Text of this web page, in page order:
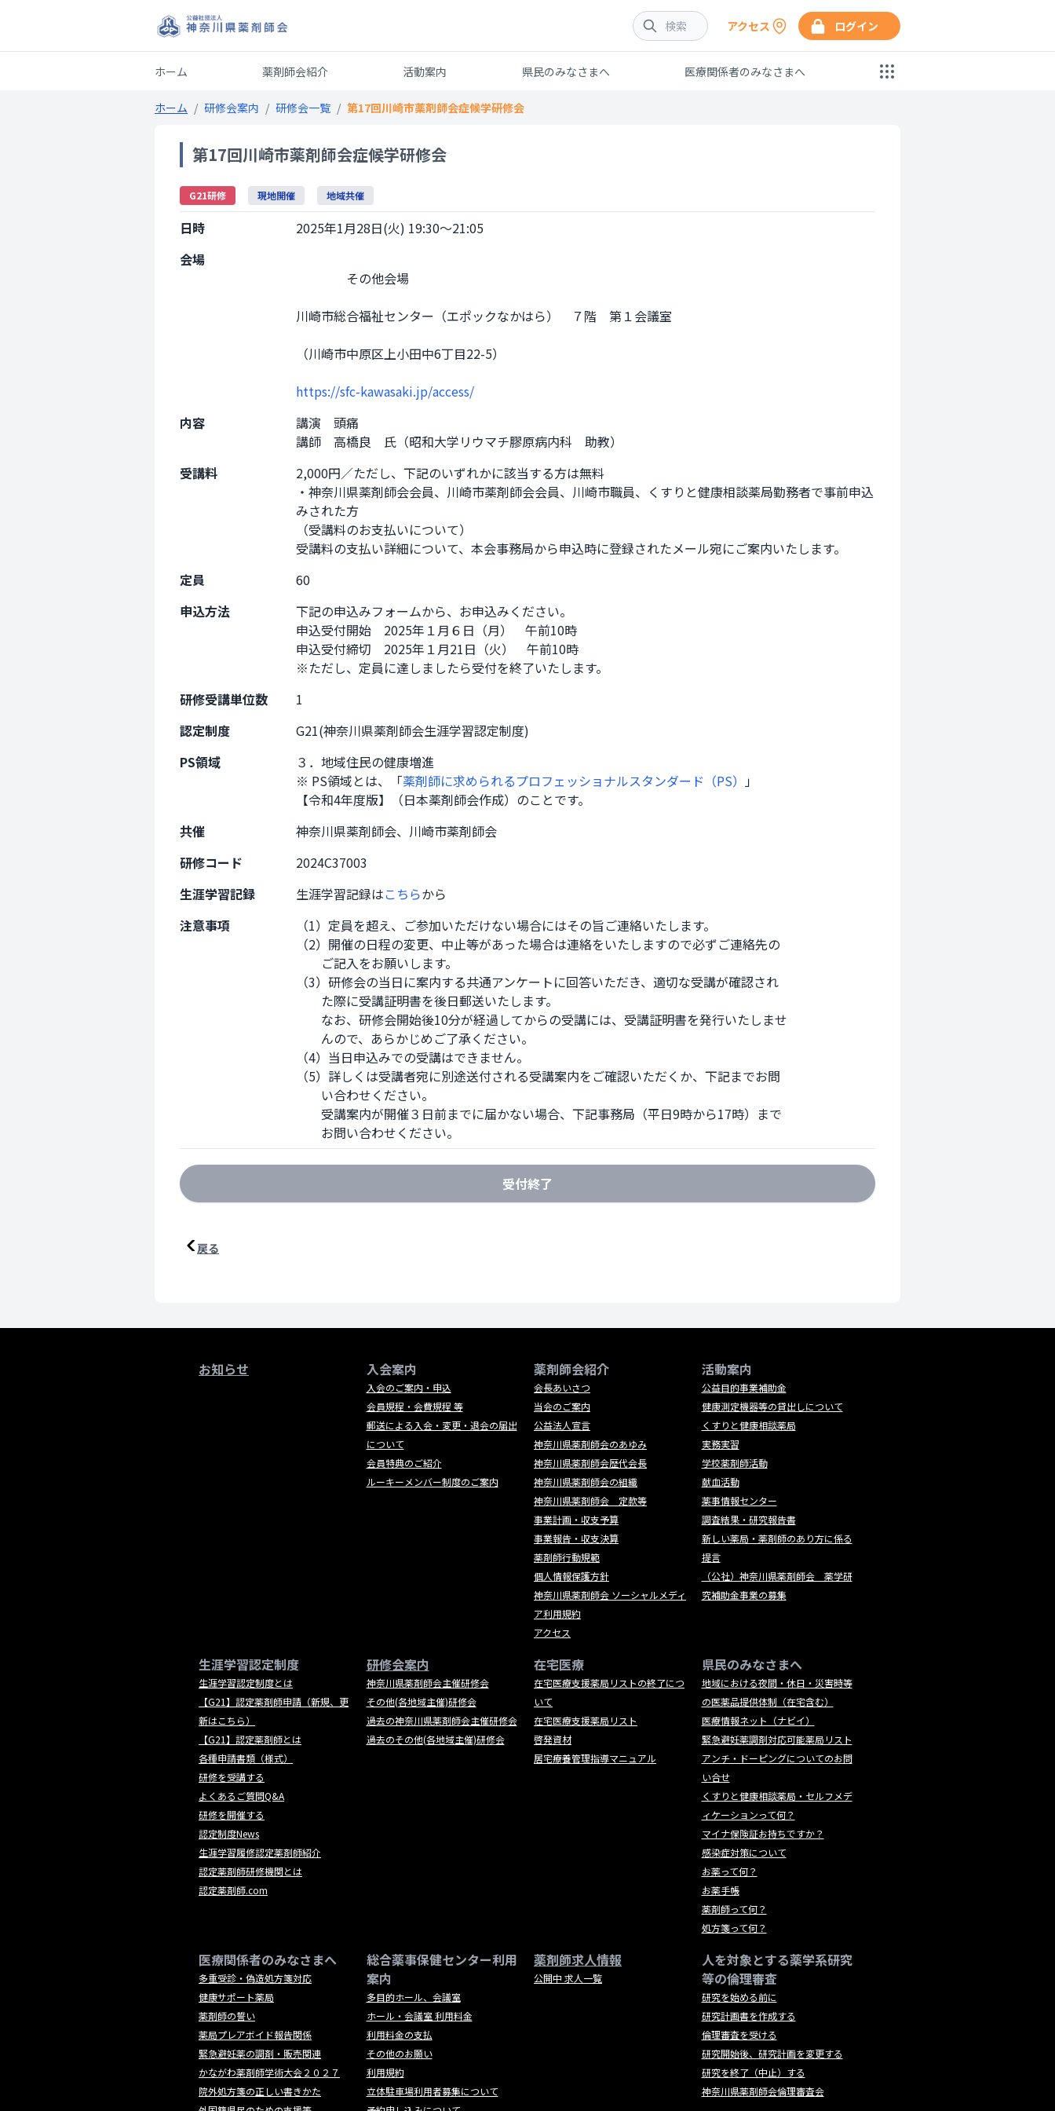
アクセス ログイン
ホーム 薬剤師会紹介 活動案内 県民のみなさまへ 医療関係者のみなさまへ
ホーム / 研修会案内 / 研修会一覧 / 第17回川崎市薬剤師会症候学研修会
第17回川崎市薬剤師会症候学研修会
G21研修 現地開催 地域共催
日時
2025年1月28日(火) 19:30～21:05
会場
川崎市総合福祉センター（エポックなかはら）　７階　第１会議室
（川崎市中原区上小田中6丁目22-5）
https://sfc-kawasaki.jp/access/
内容
講演　頭痛
講師　高橋良　氏（昭和大学リウマチ膠原病内科　助教）
受講料
2,000円／ただし、下記のいずれかに該当する方は無料
・神奈川県薬剤師会会員、川崎市薬剤師会会員、川崎市職員、くすりと健康相談薬局勤務者で事前申込
みされた方
（受講料のお支払いについて）
受講料の支払い詳細について、本会事務局から申込時に登録されたメール宛にご案内いたします。
定員
60
申込方法
下記の申込みフォームから、お申込みください。
申込受付開始　2025年１月６日（月）　午前10時
申込受付締切　2025年１月21日（火）　午前10時
※ただし、定員に達しましたら受付を終了いたします。
研修受講単位数
1
認定制度
G21(神奈川県薬剤師会生涯学習認定制度)
PS領域
３．地域住民の健康増進
※ PS領域とは、「薬剤師に求められるプロフェッショナルスタンダード（PS） 」
【令和4年度版】（日本薬剤師会作成）のことです。
共催
神奈川県薬剤師会、川崎市薬剤師会
研修コード
2024C37003
生涯学習記録
生涯学習記録はこちらから
注意事項
（1）定員を超え、ご参加いただけない場合にはその旨ご連絡いたします。
（2）開催の日程の変更、中止等があった場合は連絡をいたしますので必ずご連絡先の
ご記入をお願いします。
（3）研修会の当日に案内する共通アンケートに回答いただき、適切な受講が確認され
た際に受講証明書を後日郵送いたします。
なお、研修会開始後10分が経過してからの受講には、受講証明書を発行いたしませ
んので、あらかじめご了承ください。
（4）当日申込みでの受講はできません。
（5）詳しくは受講者宛に別途送付される受講案内をご確認いただくか、下記までお問
い合わせください。
受講案内が開催３日前までに届かない場合、下記事務局（平日9時から17時）まで
お問い合わせください。
受付終了
戻る
お知らせ 入会案内
入会のご案内・申込
会員規程・会費規程 等
郵送による入会・変更・退会の届出
について
会員特典のご紹介
ルーキーメンバー制度のご案内
薬剤師会紹介
会長あいさつ
当会のご案内
公益法人宣言
神奈川県薬剤師会のあゆみ
神奈川県薬剤師会歴代会長
神奈川県薬剤師会の組織
神奈川県薬剤師会 定款等
事業計画・収支予算
事業報告・収支決算
薬剤師行動規範
個人情報保護方針
神奈川県薬剤師会 ソーシャルメディ
ア利用規約
アクセス
活動案内
公益目的事業補助金
健康測定機器等の貸出しについて
くすりと健康相談薬局
実務実習
学校薬剤師活動
献血活動
薬事情報センター
調査結果・研究報告書
新しい薬局・薬剤師のあり方に係る
提言
（公社）神奈川県薬剤師会 薬学研
究補助金事業の募集
生涯学習認定制度
生涯学習認定制度とは
【G21】認定薬剤師申請（新規、更
新はこちら）
【G21】認定薬剤師とは
各種申請書類（様式）
研修を受講する
よくあるご質問Q&A
研修を開催する
認定制度News
生涯学習履修認定薬剤師紹介
認定薬剤師研修機関とは
認定薬剤師.com
研修会案内
神奈川県薬剤師会主催研修会
その他(各地域主催)研修会
過去の神奈川県薬剤師会主催研修会
過去のその他(各地域主催)研修会
在宅医療
在宅医療支援薬局リストの終了につ
いて
在宅医療支援薬局リスト
啓発資材
居宅療養管理指導マニュアル
県民のみなさまへ
地域における夜間・休日・災害時等
の医薬品提供体制（在宅含む）
医療情報ネット（ナビイ）
緊急避妊薬調剤対応可能薬局リスト
アンチ・ドーピングについてのお問
い合せ
くすりと健康相談薬局・セルフメデ
ィケーションって何？
マイナ保険証お持ちですか？
感染症対策について
お薬って何？
お薬手帳
薬剤師って何？
処方箋って何？
医療関係者のみなさまへ
多重受診・偽造処方箋対応
健康サポート薬局
薬剤師の誓い
薬局プレアボイド報告関係
緊急避妊薬の調剤・販売関連
かながわ薬剤師学術大会２０２７
院外処方箋の正しい書きかた
総合薬事保健センター利用
案内
多目的ホール、会議室
ホール・会議室 利用料金
利用料金の支払
その他のお願い
利用規約
立体駐車場利用者募集について
薬剤師求人情報
公開中 求人一覧
人を対象とする薬学系研究
等の倫理審査
研究を始める前に
研究計画書を作成する
倫理審査を受ける
研究開始後、研究計画を変更する
研究を終了（中止）する
神奈川県薬剤師会倫理審査会